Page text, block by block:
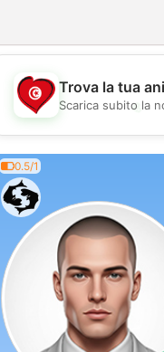
💖
Trova la tua
Scarica subito la
0.5/1